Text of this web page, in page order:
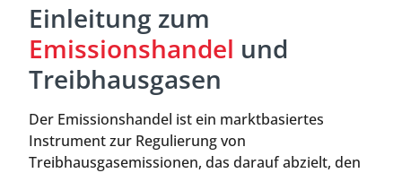
Einleitung zum
Emissionshandel und
Treibhausgasen
Der Emissionshandel ist ein marktbasiertes
Instrument zur Regulierung von
Treibhausgasemissionen, das darauf abzielt, den